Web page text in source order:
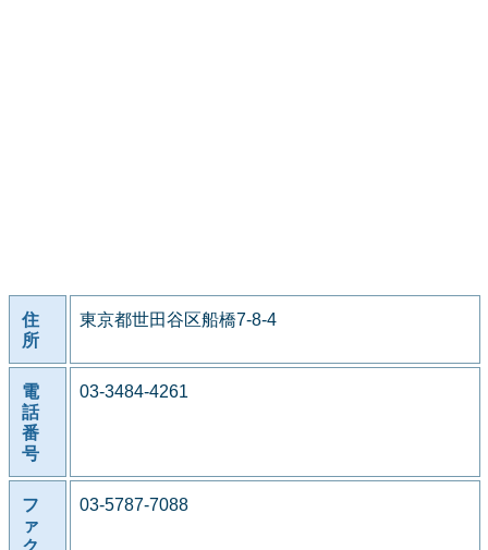
住
所
東京都世田谷区船橋7-8-4
電
話
番
号
03-3484-4261
フ
ァ
ク
03-5787-7088